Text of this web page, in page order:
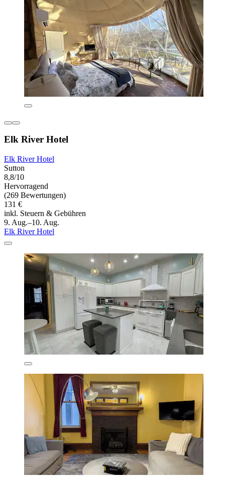
Elk River Hotel
Elk River Hotel
Sutton
8,8/10
Hervorragend
(269 Bewertungen)
131 €
inkl. Steuern & Gebühren
9. Aug.–10. Aug.
Elk River Hotel